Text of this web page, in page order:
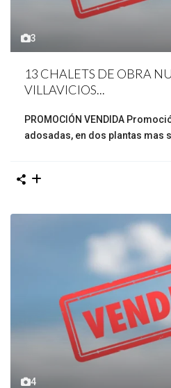
3
13 CHALETS DE OBRA
VILLAVICIOS...
PROMOCIÓN VENDIDA
adosadas, en dos plantas mas
4